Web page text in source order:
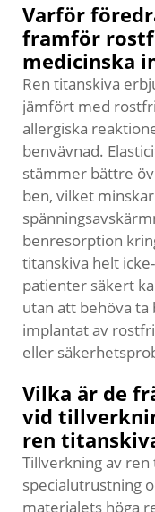
Varför
framför
medicinska
Ren titanskiva
jämfört med
allergiska
benvävnad.
stämmer bättre
ben, vilket minskar
benresorption
titanskiva helt
patienter säkert
utan att behöva
implantat av
eller
Vilka är de
vid
ren
Tillverkning av
specialutrustning
materialets höga